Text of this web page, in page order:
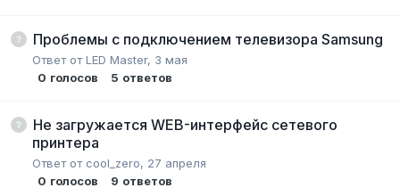
Проблемы с подключением телевизора Samsung
Ответ отLED Master, 3 мая
0 голосов 5 ответов
Не загружается WEB-интерфейс сетевого
принтера
Ответ от cool_zero, 27 апреля
0 голосов 9 ответов